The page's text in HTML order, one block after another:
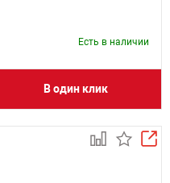
Есть в наличии
В один клик